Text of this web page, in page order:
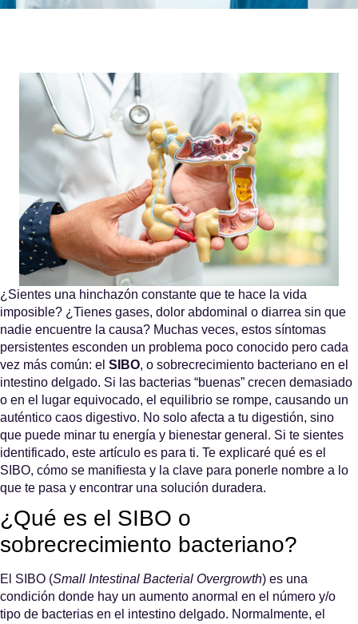
¿Sientes una hinchazón constante que te hace la vida
imposible? ¿Tienes gases, dolor abdominal o diarrea sin que
nadie encuentre la causa? Muchas veces, estos síntomas
persistentes esconden un problema poco conocido pero cada
vez más común: el SIBO, o sobrecrecimiento bacteriano en el
intestino delgado. Si las bacterias “buenas” crecen demasiado
o en el lugar equivocado, el equilibrio se rompe, causando un
auténtico caos digestivo. No solo afecta a tu digestión, sino
que puede minar tu energía y bienestar general. Si te sientes
identificado, este artículo es para ti. Te explicaré qué es el
SIBO, cómo se manifiesta y la clave para ponerle nombre a lo
que te pasa y encontrar una solución duradera.
¿Qué es el SIBO o
sobrecrecimiento bacteriano?
El SIBO (Small Intestinal Bacterial Overgrowth) es una
condición donde hay un aumento anormal en el número y/o
tipo de bacterias en el intestino delgado. Normalmente, el